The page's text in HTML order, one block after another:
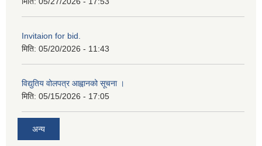
Invitaion for bid.
मिति: 05/20/2026 - 11:43
विद्युतिय वोलपत्र आह्वानको सूचना ।
मिति: 05/15/2026 - 17:05
अन्य